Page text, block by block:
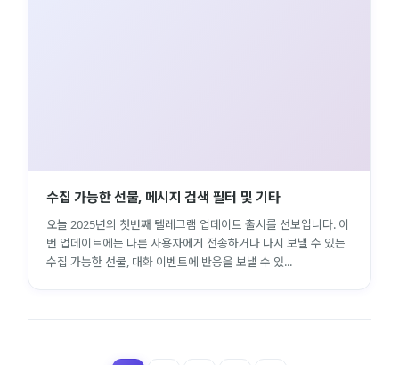
수집 가능한 선물, 메시지 검색 필터 및 기타
오늘 2025년의 첫번째 텔레그램 업데이트 출시를 선보입니다. 이
번 업데이트에는 다른 사용자에게 전송하거나 다시 보낼 수 있는
수집 가능한 선물, 대화 이벤트에 반응을 보낼 수 있...